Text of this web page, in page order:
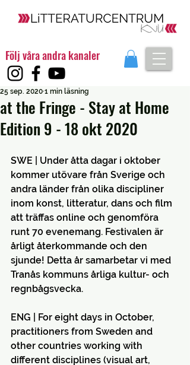
Följ våra andra kanaler
at the Fringe - Stay at Home
Edition 9 - 18 okt 2020
25 sep. 2020 1 min läsning
SWE | Under åtta dagar i oktober
kommer utövare från Sverige och
andra länder från olika discipliner
inom konst, litteratur, dans och film
att träffas online och genomföra
runt 70 evenemang. Festivalen är
årligt återkommande och den
sjunde! Detta år samarbetar vi med
Tranås kommuns årliga kultur- och
regnbågsvecka.
ENG | For eight days in October,
practitioners from Sweden and
other countries working with
different disciplines (visual art,